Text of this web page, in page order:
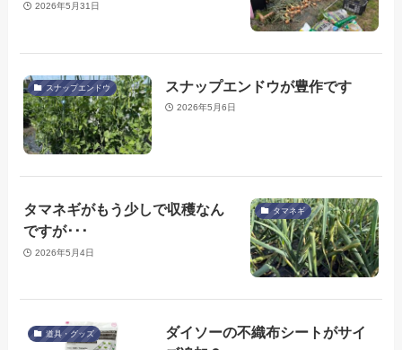
2026年5月31日
スナップエンドウ スナップエンドウが豊作です
2026年5月6日
タマネギ
タマネギがもう少しで収穫なん
ですが･･･
2026年5月4日
道具・グッズ
ダイソーの不織布シートがサイ